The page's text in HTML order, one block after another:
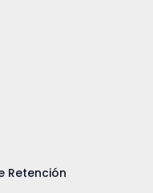
Retención